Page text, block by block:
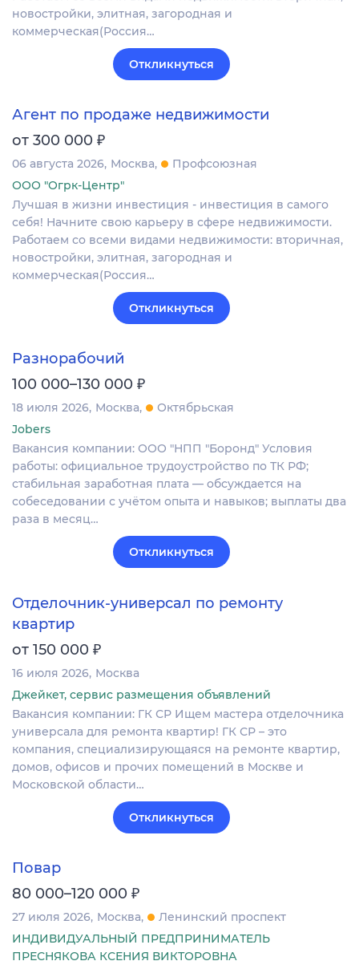
новостройки, элитная, загородная и
коммерческая(Россия…
Откликнуться
Агент по продаже недвижимости
от 300 000 ₽
06 августа 2026 Москва
Профсоюзная
ООО "Огрк-Центр"
Лучшая в жизни инвестиция - инвестиция в самого
себя! Начните свою карьеру в сфере недвижимости.
Работаем со всеми видами недвижимости: вторичная,
новостройки, элитная, загородная и
коммерческая(Россия…
Откликнуться
Разнорабочий
100 000–130 000 ₽
18 июля 2026 Москва
Октябрьская
Jobers
Вакансия компании: ООО "НПП "Боронд" Условия
работы: официальное трудоустройство по ТК РФ;
стабильная заработная плата — обсуждается на
собеседовании с учётом опыта и навыков; выплаты два
раза в месяц…
Откликнуться
Отделочник-универсал по ремонту
квартир
от 150 000 ₽
16 июля 2026 Москва
Джейкет, сервис размещения объявлений
Вакансия компании: ГК СР Ищем мастера отделочника
универсала для ремонта квартир! ГК СР – это
компания, специализирующаяся на ремонте квартир,
домов, офисов и прочих помещений в Москве и
Московской области…
Откликнуться
Повар
80 000–120 000 ₽
27 июля 2026 Москва
Ленинский проспект
ИНДИВИДУАЛЬНЫЙ ПРЕДПРИНИМАТЕЛЬ
ПРЕСНЯКОВА КСЕНИЯ ВИКТОРОВНА